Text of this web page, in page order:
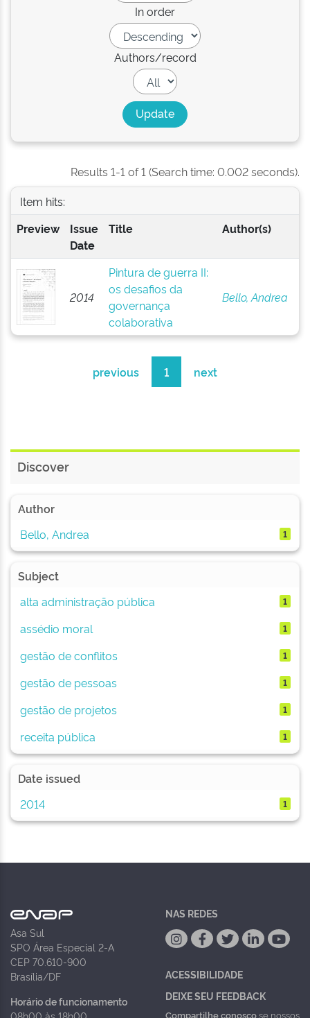
In order
Authors/record
Results 1-1 of 1 (Search time: 0.002 seconds).
Item hits:
Preview
Issue
Date
Title Author(s)
2014
Pintura de guerra II:
os desafios da
governança
colaborativa
Bello, Andrea
previous 1 next
Discover
Author
Bello, Andrea
1
Subject
alta administração pública
1
assédio moral 1
gestão de conflitos 1
gestão de pessoas 1
gestão de projetos 1
receita pública 1
Date issued
2014
1
Asa Sul
SPO Área Especial 2-A
CEP 70.610-900
Brasília/DF
Horário de funcionamento
NAS REDES
ACESSIBILIDADE
DEIXE SEU FEEDBACK
Compartilhe conoscose nossos